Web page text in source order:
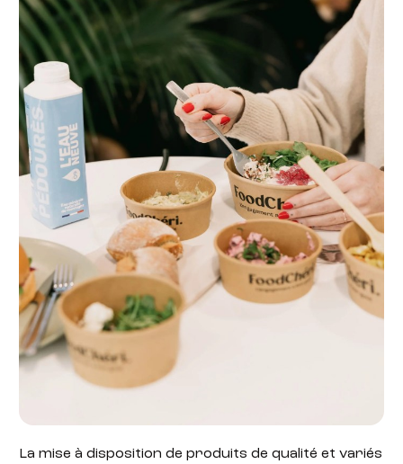
La mise à disposition de produits de qualité et variés